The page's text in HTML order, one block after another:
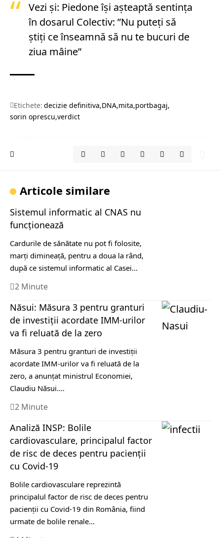
Vezi și: Piedone își așteaptă sentința
în dosarul Colectiv: ”Nu puteţi să
ştiţi ce înseamnă să nu te bucuri de
ziua mâine”
Etichete: decizie definitiva DNA mita portbagaj
sorin oprescu verdict
Articole similare
Sistemul informatic al CNAS nu
funcţionează
Cardurile de sănătate nu pot fi folosite,
marţi dimineaţă, pentru a doua la rând,
după ce sistemul informatic al Casei…
2 Minute
Năsui: Măsura 3 pentru granturi
de investiţii acordate IMM-urilor
va fi reluată de la zero
Măsura 3 pentru granturi de investiţii
acordate IMM-urilor va fi reluată de la
zero, a anunțat ministrul Economiei,
Claudiu Năsui.…
2 Minute
Analiză INSP: Bolile
cardiovasculare, principalul factor
de risc de deces pentru pacienții
cu Covid-19
Bolile cardiovasculare reprezintă
principalul factor de risc de deces pentru
pacienții cu Covid-19 din România, fiind
urmate de bolile renale…